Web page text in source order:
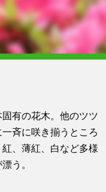
有の花木。他のツツ
斉に咲き揃うところ
、薄紅、白など多様
う。